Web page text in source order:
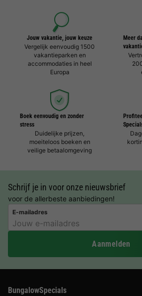
Jouw vakantie, jouw keuze
Vergelijk eenvoudig 1500
vakantieparken en
accommodaties in heel
Europa
Meer
Boek eenvoudig en zonder
stress
Duidelijke prijzen,
moeiteloos boeken en
veilige betaalomgeving
Schrijf je in voor onze nieuwsbrief
voor de allerbeste aanbiedingen!
E-mailadres
Aanmelden
BungalowSpecials